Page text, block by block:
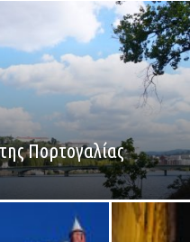
Πορτογαλίας